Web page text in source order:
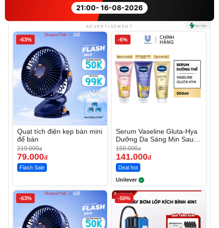
21:00- 16-08-2026
ADVERTISEMENT
-63%
Quạt tích điện kẹp bàn mini
để bàn
219.000đ
79.000đ
Flash Sale
-6%
Serum Vaseline Gluta-Hya
Dưỡng Da Sáng Mịn Sau 7
Ngày
150.000đ
141.000đ
Deal hot
Unilever
-63% -50%